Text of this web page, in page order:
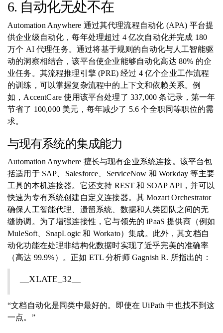
6. 自动化无处不在
Automation Anywhere 通过其代理流程自动化 (APA) 平台提
供企业级自动化，每年处理超过 4 亿次自动化并完成 180
万个 AI 代理任务。通过将基于规则的自动化与人工智能驱
动的洞察相结合，该平台使企业能够自动化高达 80% 的企
业任务。其流程推理引擎 (PRE) 经过 4 亿个企业工作流程
的训练，可以掌握复杂流程中的上下文和依赖关系。例
如，AccentCare 使用该平台处理了 337,000 条记录，第一年
节省了 100,000 美元，每年减少了 5.6 个全职同等职位的需
求。
与现有系统的集成能力
Automation Anywhere 擅长与现有企业系统连接。该平台包
括适用于 SAP、Salesforce、ServiceNow 和 Workday 等主要
工具的本机连接器。它还支持 REST 和 SOAP API，并可以
快速为专有系统创建自定义连接器。其 Mozart Orchestrator
确保人工智能代理、遗留系统、数据和人类团队之间的无
缝协调。为了增强连接性，它与领先的 iPaaS 提供商（例如
MuleSoft、SnapLogic 和 Workato）集成。此外，其文档自
动化功能在处理非结构化数据时实现了近乎完美的准确率
（高达 99.9%）。正如 ETL 分析师 Gagnish R. 所指出的：
__XLATE_32__
“文档自动化是同类中最好的。即使在 UiPath 中也找不到这
一点。”